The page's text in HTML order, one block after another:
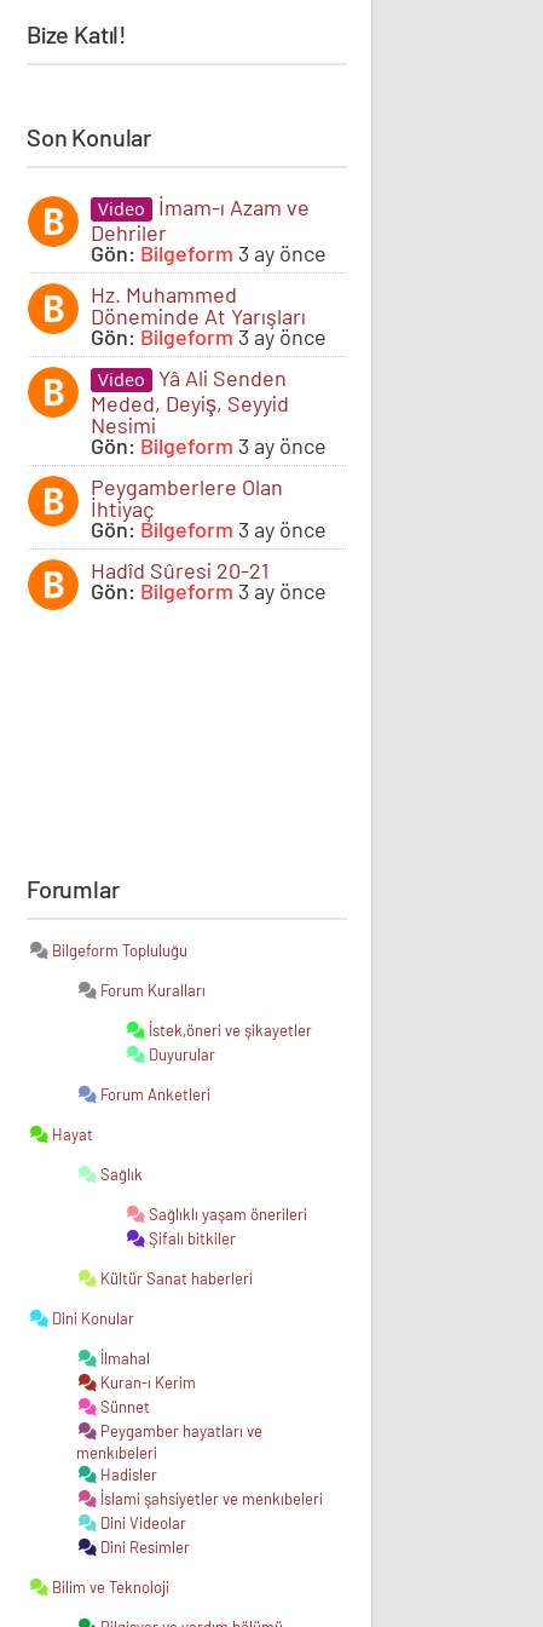
Bize Katıl!
Son Konular
Video
İmam-ı Azam ve
Dehriler
Gön: Bilgeform 3 ay önce
Hz. Muhammed
Döneminde At Yarışları
Gön: Bilgeform 3 ay önce
Video
Yâ Ali Senden
Meded, Deyiş, Seyyid
Nesimi
Gön: Bilgeform 3 ay önce
Peygamberlere Olan
İhtiyaç
Gön: Bilgeform 3 ay önce
Hadîd Sûresi 20-21
Gön: Bilgeform 3 ay önce
Forumlar
Bilgeform Topluluğu
Forum Kuralları
İstek,öneri ve şikayetler
Duyurular
Forum Anketleri
Hayat
Sağlık
Sağlıklı yaşam önerileri
Şifalı bitkiler
Kültür Sanat haberleri
Dini Konular
İlmahal
Kuran-ı Kerim
Sünnet
Peygamber hayatları ve
menkıbeleri
Hadisler
İslami şahsiyetler ve menkıbeleri
Dini Videolar
Dini Resimler
Bilim ve Teknoloji